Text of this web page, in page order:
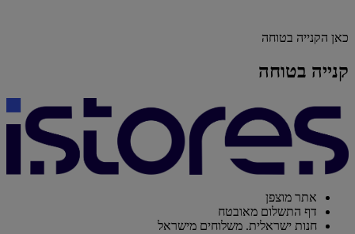
כאן הקנייה בטוחה
קנייה בטוחה
אתר מוצפן
דף התשלום מאובטח
חנות ישראלית. משלוחים מישראל